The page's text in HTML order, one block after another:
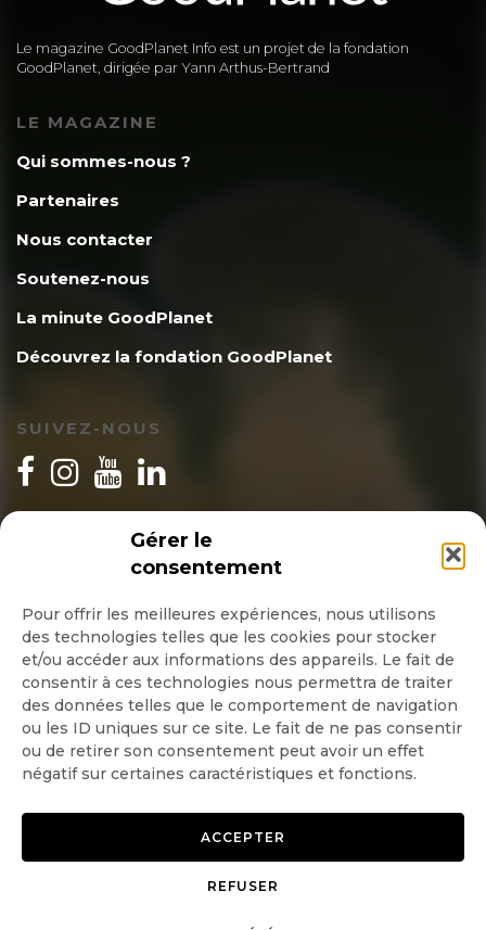
Gérer le
consentement
Pour offrir les meilleures expériences, nous utilisons
des technologies telles que les cookies pour stocker
et/ou accéder aux informations des appareils. Le fait de
consentir à ces technologies nous permettra de traiter
des données telles que le comportement de navigation
ou les ID uniques sur ce site. Le fait de ne pas consentir
ou de retirer son consentement peut avoir un effet
négatif sur certaines caractéristiques et fonctions.
ACCEPTER
REFUSER
Le magazine GoodPlanet Info est un projet de la fondation
GoodPlanet, dirigée par Yann Arthus-Bertrand
LE MAGAZINE
Qui sommes-nous ?
Partenaires
Nous contacter
Soutenez-nous
La minute GoodPlanet
Découvrez la fondation GoodPlanet
SUIVEZ-NOUS
INSCRIPTION NEWSLETTER
Quotidienne
Hebdo
OK